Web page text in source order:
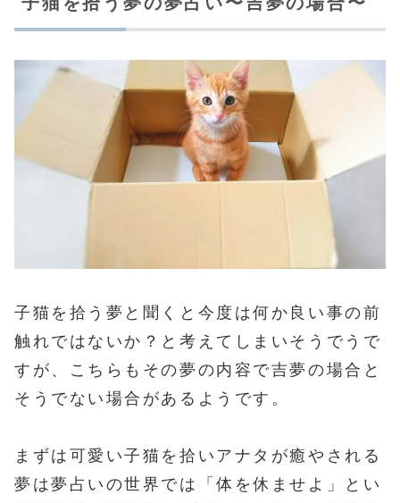
子猫を拾う夢と聞くと今度は何か良い事の前
触れではないか？と考えてしまいそうでうで
すが、こちらもその夢の内容で吉夢の場合と
そうでない場合があるようです。
まずは可愛い子猫を拾いアナタが癒やされる
夢は夢占いの世界では「体を休ませよ」とい